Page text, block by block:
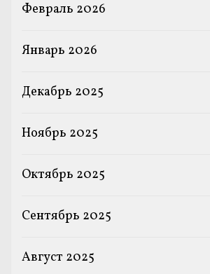
Февраль 2026
Январь 2026
Декабрь 2025
Ноябрь 2025
Октябрь 2025
Сентябрь 2025
Август 2025